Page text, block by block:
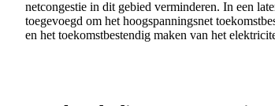
netcongestie in dit gebied verminderen. In een
toegevoegd om het hoogspanningsnet
en het toekomstbestendig maken van het